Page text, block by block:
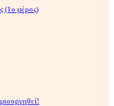
(1ο μέρος)